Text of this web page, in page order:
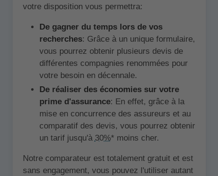
votre disposition vous permettra:
De gagner du temps lors de vos
recherches: Grâce à un unique formulaire,
vous pourrez obtenir plusieurs devis de
différentes compagnies renommées pour
votre besoin en décennale.
De réaliser des économies sur votre
prime d'assurance: En effet, grâce à la
mise en concurrence des assureurs et au
comparatif des devis, vous pourrez obtenir
un tarif jusqu'à 30%* moins cher.
Notre comparateur est totalement gratuit et est
sans engagement, vous pouvez l'utiliser autant